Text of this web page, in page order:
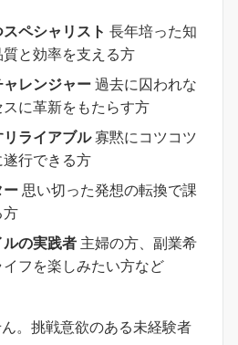
ペシャリスト 長年培った知
と効率を支える方
レンジャー 過去に囚われな
に革新をもたらす方
ライアブル寡黙にコツコツ
遂行できる方
ー 思い切った発想の転換で課
方
の実践者 主婦の方、副業希
フを楽しみたい方など
。挑戦意欲のある未経験者